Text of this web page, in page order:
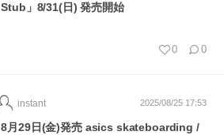
Stub」8/31(日) 発売開始
0 0
2025/08/25 17:53
instant
8月29日(金)発売 asics skateboarding /